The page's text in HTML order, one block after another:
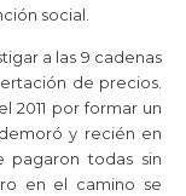
social.
a las 9 cadenas
de precios.
2011 por formar un
y recién en
pagaron todas sin
en el camino se